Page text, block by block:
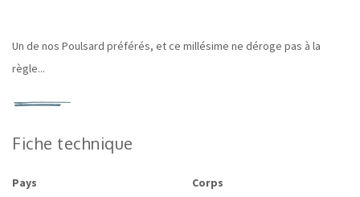
Un de nos Poulsard préférés, et ce millésime ne déroge pas à la
règle...
Fiche technique
Pays
Corps